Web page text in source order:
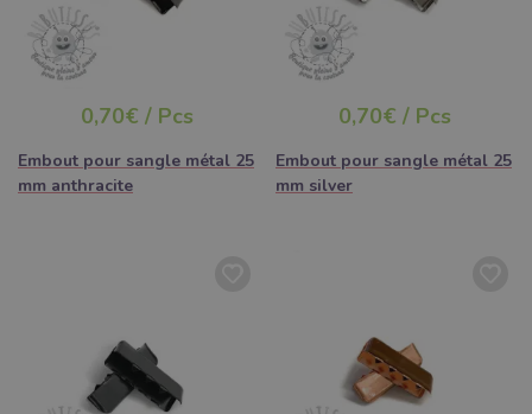
0,70€ / Pcs
Embout pour sangle métal 25
mm anthracite
0,70€ / Pcs
Embout pour sangle métal 25
mm silver